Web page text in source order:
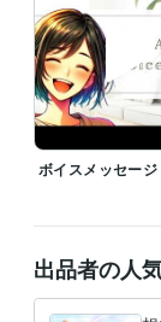
☘️*゜日中のお仕事
ただいているため
ですが、訪れてく
店を開けています。
平日は基本夕方ま
例外もございます
(*´˘`*)
経験職種
ライフスタイル・
ボイスメッセー
出品者の人